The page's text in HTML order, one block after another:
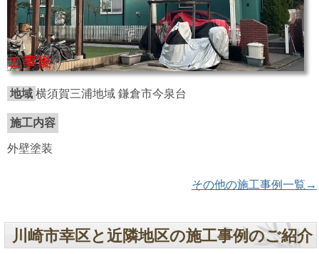
地域 横須賀三浦地域 鎌倉市今泉台
施工内容
外壁塗装
その他の施工事例一覧→
川崎市幸区と近隣地区の施工事例のご紹介